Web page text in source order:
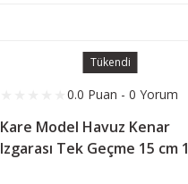
Tükendi
0.0 Puan - 0 Yorum
Kare Model Havuz Kenar
Izgarası Tek Geçme 15 cm 1